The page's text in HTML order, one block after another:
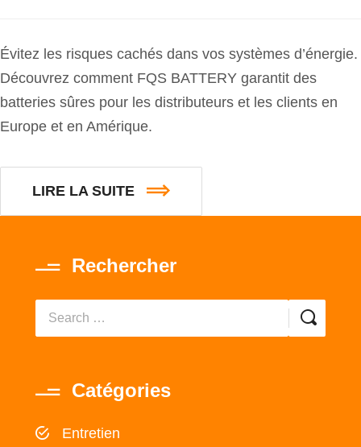
Évitez les risques cachés dans vos systèmes d’énergie.
Découvrez comment FQS BATTERY garantit des
batteries sûres pour les distributeurs et les clients en
Europe et en Amérique.
LIRE LA SUITE
Rechercher
Catégories
Entretien